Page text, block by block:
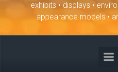
exhibits • displays •
appearance models •